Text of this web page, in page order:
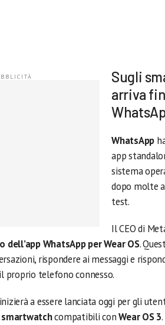
Sugli
arriva
WhatsApp
app
sistema
dopo molte
test.
Il CEO di
dell’app WhatsApp per Wear OS.
rispondere ai messaggi e
proprio telefono connesso.
inizierà a essere lanciata oggi per gli
smartwatchcompatibili conWear OS 3